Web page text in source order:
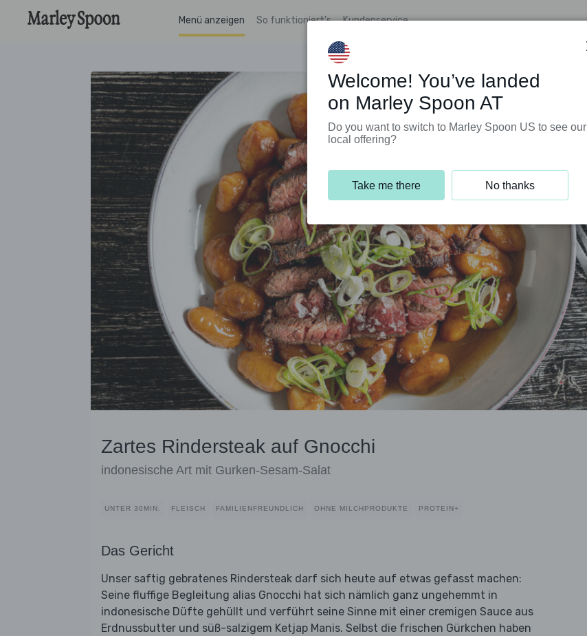
Menü anzeigen So funktioniert’s Kundenservice
Zartes Rindersteak auf Gnocchi
indonesische Art mit Gurken-Sesam-Salat
UNTER 30MIN. FLEISCH FAMILIENFREUNDLICH OHNE MILCHPRODUKTE PROTEIN+
Das Gericht
Unser saftig gebratenes Rindersteak darf sich heute auf etwas gefasst machen:
Seine fluffige Begleitung alias Gnocchi hat sich nämlich ganz ungehemmt in
indonesische Düfte gehüllt und verführt seine Sinne mit einer cremigen Sauce aus
Erdnussbutter und süß-salzigem Ketjap Manis. Selbst die frischen Gürkchen haben
Welcome! You’ve landed
on Marley Spoon AT
Do you want to switch to Marley Spoon US to see our
local offering?
Take me there No thanks